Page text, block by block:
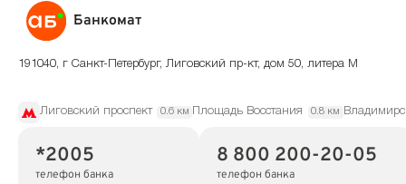
Банкомат
191040, г Санкт-Петербург, Лиговский пр-кт, дом 50, литера М
Лиговский проспект 0.6 км Площадь Восстания 0.8 км
*2005
телефон банка
8 800 200-20-05
телефон банка